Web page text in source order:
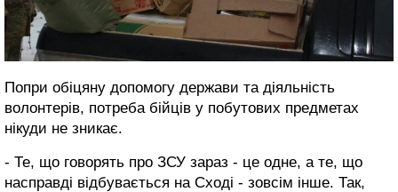
Попри обіцяну допомогу держави та діяльність
волонтерів, потреба бійців у побутових предметах
нікуди не зникає.
- Те, що говорять про ЗСУ зараз - це одне, а те, що
насправді відбувається на Сході - зовсім інше. Так,